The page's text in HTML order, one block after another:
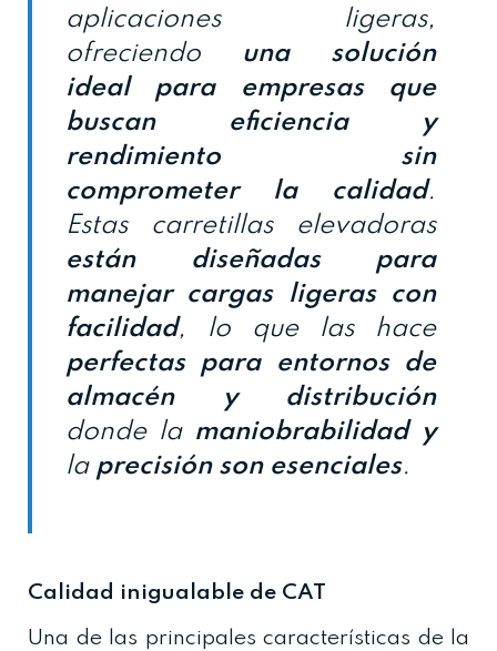
aplicaciones ligeras,
ofreciendo
una solución
ideal para empresas que
buscan eficiencia y
rendimiento sin
comprometer la calidad.
Estas carretillas elevadoras
están diseñadas para
manejar cargas ligeras con
facilidad, lo que las hace
perfectas para entornos de
almacén y distribución
donde la maniobrabilidad y
laprecisión son esenciales.
Calidad inigualable de CAT
Una de las principales características de la
Cerrar